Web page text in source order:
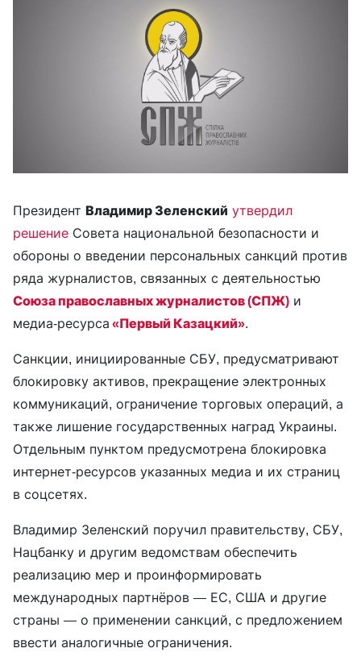
Президент Владимир Зеленский утвердил
решение Совета национальной безопасности и
обороны о введении персональных санкций против
ряда журналистов, связанных с деятельностью
Союза православных журналистов (СПЖ) и
медиа-ресурса «Первый Казацкий».
Санкции, инициированные СБУ, предусматривают
блокировку активов, прекращение электронных
коммуникаций, ограничение торговых операций, а
также лишение государственных наград Украины.
Отдельным пунктом предусмотрена блокировка
интернет-ресурсов указанных медиа и их страниц
в соцсетях.
Владимир Зеленский поручил правительству, СБУ,
Нацбанку и другим ведомствам обеспечить
реализацию мер и проинформировать
международных партнёров — ЕС, США и другие
страны — о применении санкций, с предложением
ввести аналогичные ограничения.